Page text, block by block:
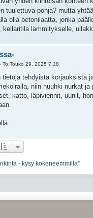
tuulettuva pohja? mutta
olla betonilaatta, jonka
kellaritila lämmitykselle,
To Touko 29, 2025 7:18
tietoja tehdyistä korjauksista
niin nuuhki nurkat
katto, läpiviennit, uunit,
- kysy kokeneemmilta”